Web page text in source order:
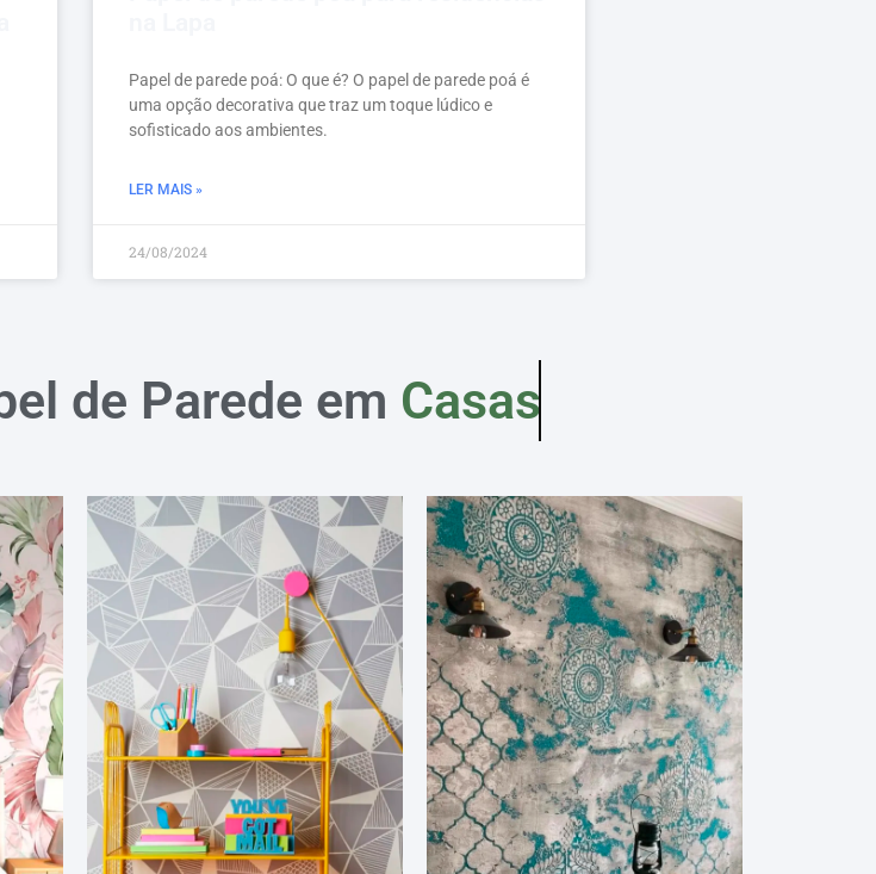
Papel de parede poá: O que é? O papel de parede poá é
uma opção decorativa que traz um toque lúdico e
sofisticado aos ambientes.
LER MAIS »
24/08/2024
de Parede em Casas